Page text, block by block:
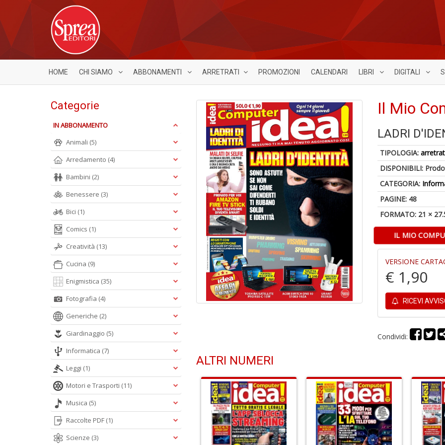
HOME CHI SIAMO ABBONAMENTI ARRETRATI PROMOZIONI CALENDARI LIBRI DIGITALI
Il Mio
LADRI
TIPOLOGIA:
DISPONIBILI:
CATEGORIA:
PAGINE: 48
FORMATO: 21 ×
IL MIO
VERSIONE
€ 1,90
RICEVI
Condividi:
ALTRI NUMERI
Categorie
IN ABBONAMENTO
Animali (5)
Arredamento (4)
Bambini (2)
Benessere (3)
Bici (1)
Comics (1)
Creatività (13)
Cucina (9)
Enigmistica (35)
Fotografia (4)
Generiche (2)
Giardinaggio (5)
Informatica (7)
Leggi (1)
Motori e Trasporti (11)
Musica (5)
Raccolte PDF (1)
Scienze (3)